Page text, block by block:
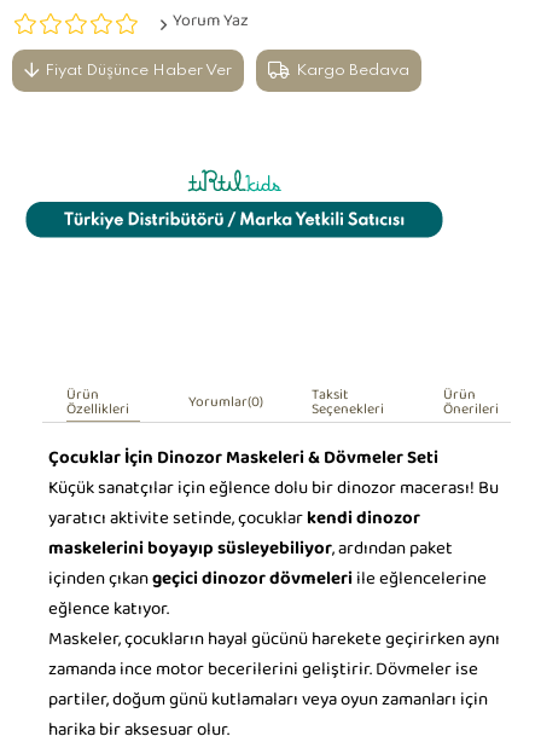
Yorum Yaz
Fiyat Düşünce Haber Ver Kargo Bedava
Ürün
Özellikleri Yorumlar(0) Taksit
Seçenekleri Ürün
Önerileri
Çocuklar İçin Dinozor Maskeleri & Dövmeler Seti
Küçük sanatçılar için eğlence dolu bir dinozor macerası! Bu
yaratıcı aktivite setinde, çocuklarkendi dinozor
maskelerini boyayıp süsleyebiliyor, ardından paket
içinden çıkangeçici dinozor dövmeleriile eğlencelerine
eğlence katıyor.
Maskeler, çocukların hayal gücünü harekete geçirirken aynı
zamanda ince motor becerilerini geliştirir. Dövmeler ise
partiler, doğum günü kutlamaları veya oyun zamanları için